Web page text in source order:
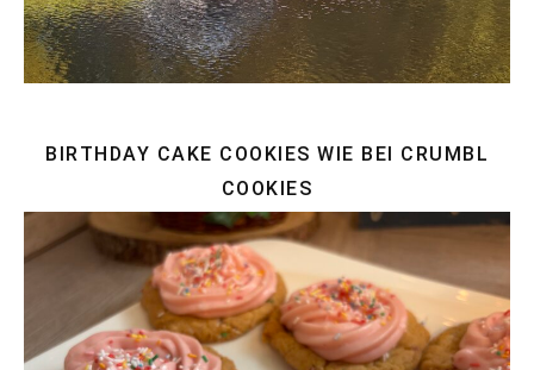
BIRTHDAY CAKE COOKIES WIE BEI CRUMBL
COOKIES